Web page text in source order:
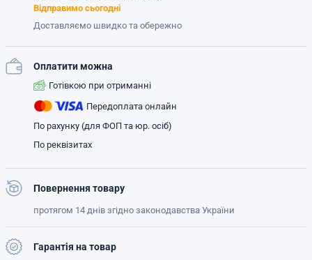
Відправимо сьогодні
Доставляємо швидко та обережно
Оплатити можна
Готівкою при отриманні
Передоплата онлайн
По рахунку (для ФОП та юр. осіб)
По реквізитах
Повернення товару
протягом 14 днів згідно законодавства України
Гарантія на товар